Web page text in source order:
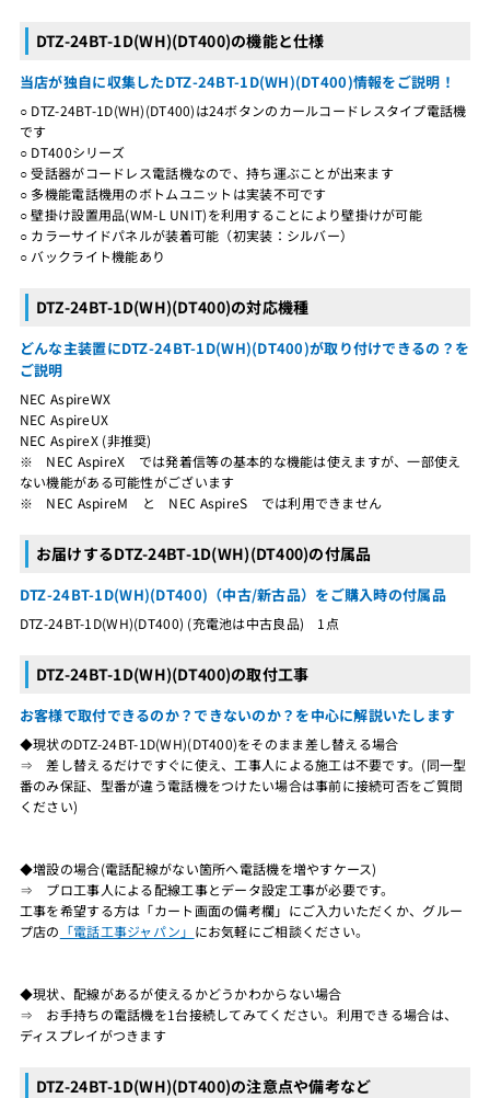
DTZ-24BT-1D(WH)(DT400)の機能と仕様
当店が独自に収集したDTZ-24BT-1D(WH)(DT400)情報をご説明！
○ DTZ-24BT-1D(WH)(DT400)は24ボタンのカールコードレスタイプ電話機
です
○ DT400シリーズ
○ 受話器がコードレス電話機なので、持ち運ぶことが出来ます
○ 多機能電話機用のボトムユニットは実装不可です
○ 壁掛け設置用品(WM-L UNIT)を利用することにより壁掛けが可能
○ カラーサイドパネルが装着可能（初実装：シルバー）
○ バックライト機能あり
DTZ-24BT-1D(WH)(DT400)の対応機種
どんな主装置にDTZ-24BT-1D(WH)(DT400)が取り付けできるの？を
ご説明
NEC AspireWX
NEC AspireUX
NEC AspireX (非推奨)
※ NEC AspireX では発着信等の基本的な機能は使えますが、一部使え
ない機能がある可能性がございます
※ NEC AspireM と NEC AspireS では利用できません
お届けするDTZ-24BT-1D(WH)(DT400)の付属品
DTZ-24BT-1D(WH)(DT400)（中古/新古品）をご購入時の付属品
DTZ-24BT-1D(WH)(DT400) (充電池は中古良品) 1点
DTZ-24BT-1D(WH)(DT400)の取付工事
お客様で取付できるのか？できないのか？を中心に解説いたします
◆現状のDTZ-24BT-1D(WH)(DT400)をそのまま差し替える場合
⇒ 差し替えるだけですぐに使え、工事人による施工は不要です。(同一型
番のみ保証、型番が違う電話機をつけたい場合は事前に接続可否をご質問
ください)
◆増設の場合(電話配線がない箇所へ電話機を増やすケース)
⇒ プロ工事人による配線工事とデータ設定工事が必要です。
工事を希望する方は「カート画面の備考欄」にご入力いただくか、グルー
プ店の 「電話工事ジャパン」 にお気軽にご相談ください。
◆現状、配線があるが使えるかどうかわからない場合
⇒ お手持ちの電話機を1台接続してみてください。利用できる場合は、
ディスプレイがつきます
DTZ-24BT-1D(WH)(DT400)の注意点や備考など